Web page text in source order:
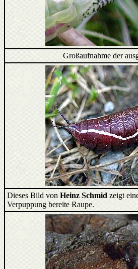
Großaufnahme der
Dieses Bild von Heinz Schmid zeigt
Verpuppung bereite Raupe.